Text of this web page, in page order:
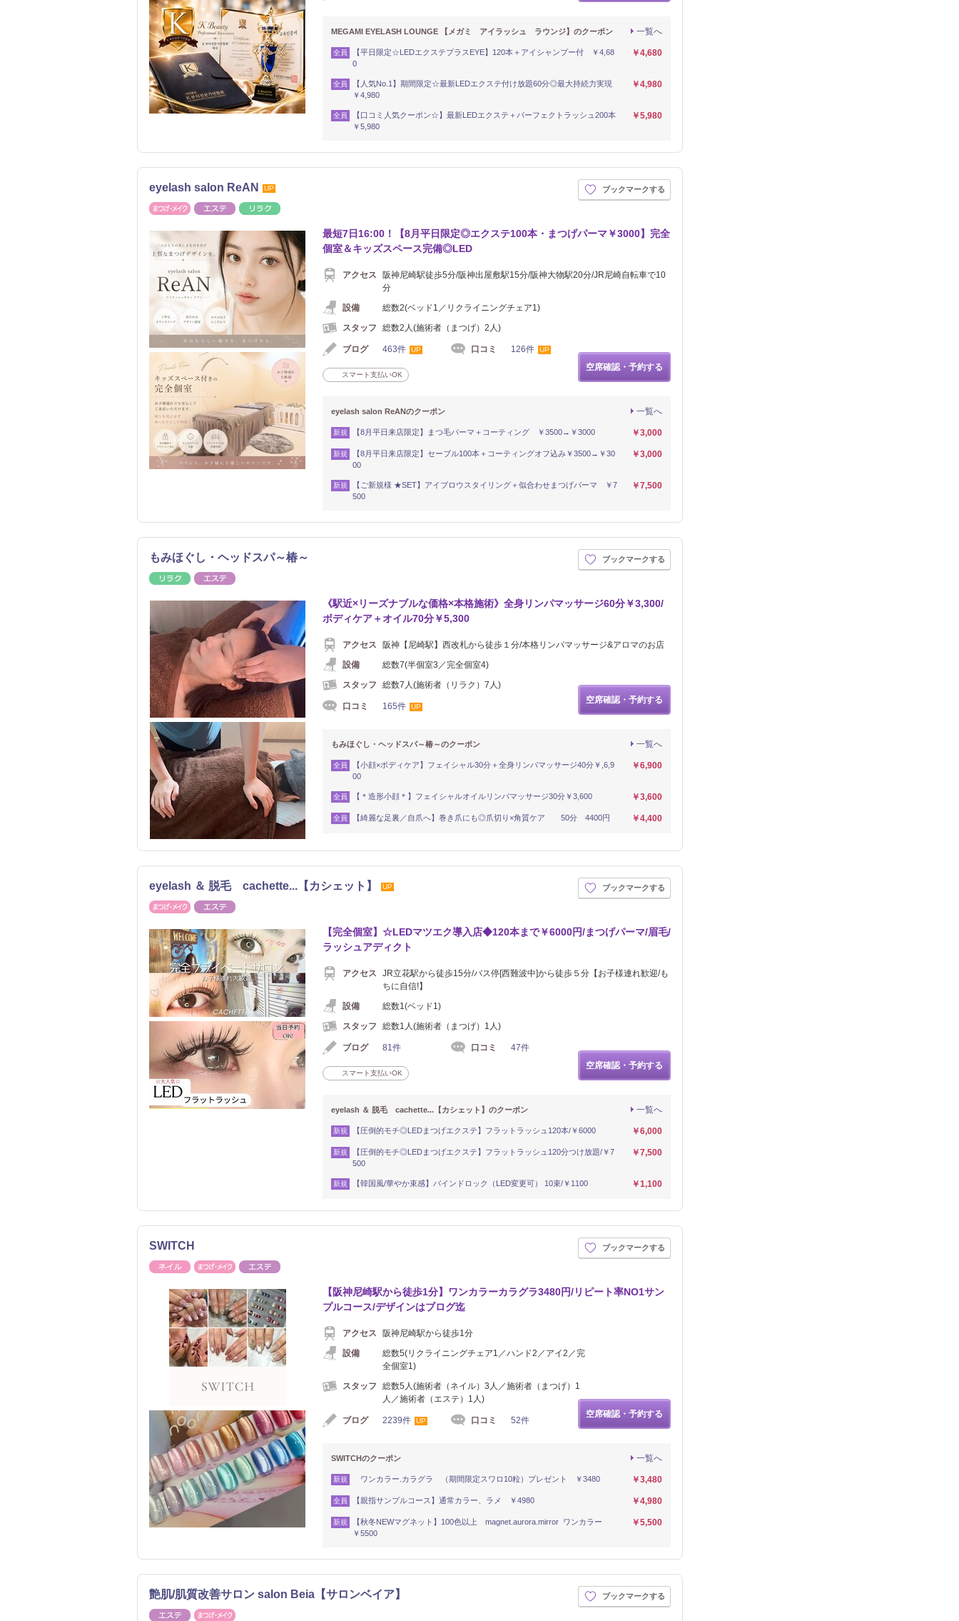
一覧へ
MEGAMI EYELASH LOUNGE 【メガミ アイラッシュ ラウンジ】のクーポン
全員
【平日限定☆LEDエクステプラスEYE】120本＋アイシャンプー付 ￥4,68
0
￥4,680
全員
【人気No.1】期間限定☆最新LEDエクステ付け放題60分◎最大持続力実現
￥4,980
￥4,980
全員
【口コミ人気クーポン☆】最新LEDエクステ＋パーフェクトラッシュ200本
￥5,980
￥5,980
eyelash salon ReAN UP
まつげ・メイクエステ
ブックマークする
最短7日16:00！【8月平日限定◎エクステ100本・まつげパーマ￥3000】完全
個室＆キッズスペース完備◎LED
アクセス
阪神尼崎駅徒歩5分/阪神出屋敷駅15分/阪神大物駅20分/JR尼崎自転車で10
分
設備
総数2(ベッド1／リクライニングチェア1)
スタッフ
総数2人(施術者（まつげ）2人)
ブログ 463件 UP 口コミ 126件 UP
スマート支払いOK
空席確認・予約する
一覧へ
eyelash salon ReANのクーポン
新規 【8月平日来店限定】まつ毛パーマ＋コーティング ￥3500→￥3000 ￥3,000
新規
【8月平日来店限定】セーブル100本＋コーティングオフ込み￥3500→￥30
00
￥3,000
新規
【ご新規様 ★SET】アイブロウスタイリング＋似合わせまつげパーマ ￥7
500
￥7,500
もみほぐし・ヘッドスパ～椿～
リラク
ブックマークする
《駅近×リーズナブルな価格×本格施術》全身リンパマッサージ60分￥3,300/
ボディケア＋オイル70分￥5,300
アクセス
阪神【尼崎駅】西改札から徒歩１分/本格リンパマッサージ&アロマのお店
設備
総数7(半個室3／完全個室4)
スタッフ
総数7人(施術者（リラク）7人)
口コミ 165件 UP
空席確認・予約する
一覧へ
もみほぐし・ヘッドスパ～椿～のクーポン
全員
【小顔×ボディケア】フェイシャル30分＋全身リンパマッサージ40分￥,6,9
00
￥6,900
全員 【＊造形小顔＊】フェイシャルオイルリンパマッサージ30分￥3,600 ￥3,600
全員 【綺麗な足裏／自爪へ】巻き爪にも◎爪切り×角質ケア 50分 4400円 ￥4,400
eyelash ＆ 脱毛 cachette...【カシェット】 UP
まつげ・メイク
ブックマークする
【完全個室】☆LEDマツエク導入店◆120本まで￥6000円/まつげパーマ/眉毛/
ラッシュアディクト
アクセス
JR立花駅から徒歩15分/バス停[西難波中]から徒歩５分【お子様連れ歓迎/も
ちに自信!】
設備
総数1(ベッド1)
スタッフ
総数1人(施術者（まつげ）1人)
ブログ 81件 口コミ 47件
スマート支払いOK
空席確認・予約する
一覧へ
eyelash ＆ 脱毛 cachette...【カシェット】のクーポン
新規 【圧倒的モチ◎LEDまつげエクステ】フラットラッシュ120本/￥6000 ￥6,000
新規
【圧倒的モチ◎LEDまつげエクステ】フラットラッシュ120分つけ放題/￥7
500
￥7,500
新規 【韓国風/華やか束感】バインドロック（LED変更可） 10束/￥1100 ￥1,100
SWITCH
ネイル まつげ・メイク
ブックマークする
【阪神尼崎駅から徒歩1分】ワンカラーカラグラ3480円/リピート率NO1サン
プルコース/デザインはブログ迄
アクセス
阪神尼崎駅から徒歩1分
設備
総数5(リクライニングチェア1／ハンド2／アイ2／完
全個室1)
スタッフ
総数5人(施術者（ネイル）3人／施術者（まつげ）1
人／施術者（エステ）1人)
ブログ 2239件 UP 口コミ 52件
空席確認・予約する
一覧へ
SWITCHのクーポン
新規 ワンカラー.カラグラ （期間限定スワロ10粒）プレゼント ￥3480 ￥3,480
全員 【親指サンプルコース】通常カラー、ラメ ￥4980 ￥4,980
新規
【秋冬NEWマグネット】100色以上 magnet.aurora.mirror ワンカラー
￥5500
￥5,500
艶肌/肌質改善サロン salon Beia【サロンベイア】
エステ
ブックマークする